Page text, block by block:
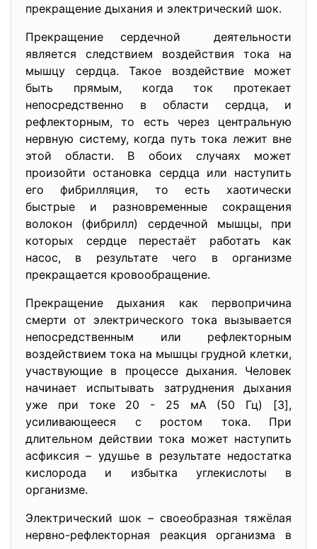
прекращение дыхания и электрический шок.
Прекращение сердечной деятельности
является следствием воздействия тока на
мышцу сердца. Такое воздействие может
быть прямым, когда ток протекает
непосредственно в области сердца, и
рефлекторным, то есть через центральную
нервную систему, когда путь тока лежит вне
этой области. В обоих случаях может
произойти остановка сердца или наступить
его фибрилляция, то есть хаотически
быстрые и разновременные сокращения
волокон (фибрилл) сердечной мышцы, при
которых сердце перестаёт работать как
насос, в результате чего в организме
прекращается кровообращение.
Прекращение дыхания как первопричина
смерти от электрического тока вызывается
непосредственным или рефлекторным
воздействием тока на мышцы грудной клетки,
участвующие в процессе дыхания. Человек
начинает испытывать затруднения дыхания
уже при токе 20 - 25 мА (50 Гц) [3],
усиливающееся с ростом тока. При
длительном действии тока может наступить
асфиксия – удушье в результате недостатка
кислорода и избытка углекислоты в
организме.
Электрический шок – своеобразная тяжёлая
нервно-рефлекторная реакция организма в